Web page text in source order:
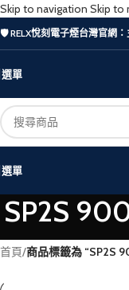
Skip to navigation Skip to
🛡️ RELX悅刻電子煙台灣官網
選單
選單
SP2S
首頁/商品標籤為 “SP2S